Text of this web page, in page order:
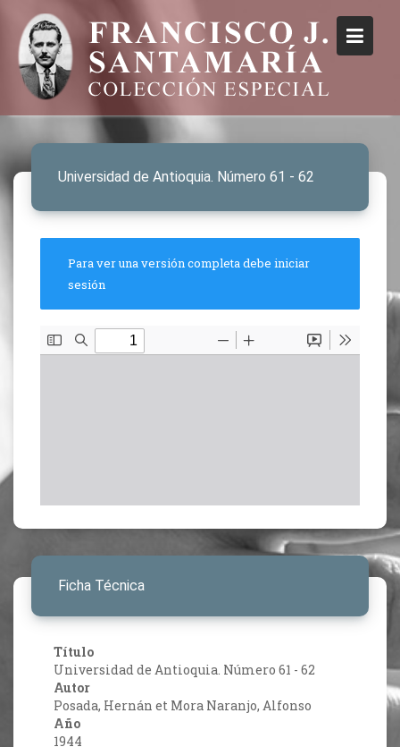
Universidad de Antioquia. Número 61 - 62
Para ver una versión completa debe iniciar
sesión
Ficha Técnica
Título
Universidad de Antioquia. Número 61 - 62
Autor
Posada, Hernán et Mora Naranjo, Alfonso
Año
1944